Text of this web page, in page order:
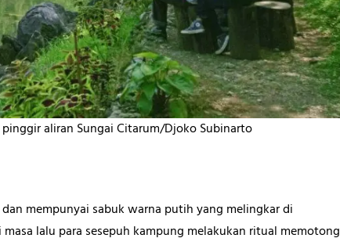
aliran Sungai Citarum/Djoko Subinarto
mempunyai sabuk warna putih yang melingkar di
lalu para sesepuh kampung melakukan ritual memotong